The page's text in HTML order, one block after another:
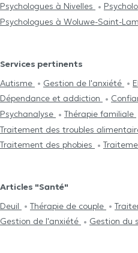
Psychologues à Nivelles
Psychologues à Woluwe-Saint-
Services pertinents
Autisme
Gestion de l'anxiété
Dépendance et addiction
Psychanalyse
Thérapie familiale
Traitement des troubles
Traitement des phobies
Articles "Santé"
Deuil
Thérapie de couple
Gestion de l'anxiété
Gestion du